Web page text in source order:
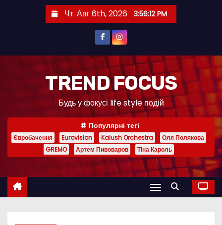
и
Чт. Авг 6th, 2026 3:56:13 PM
TREND FOCUS
Будь у фокусі life style подій
Популярні тегі
Євробачення Eurovision Kalush Orchestra
Оля Полякова
GREMO
Артем Пивоваров Тіна Кароль